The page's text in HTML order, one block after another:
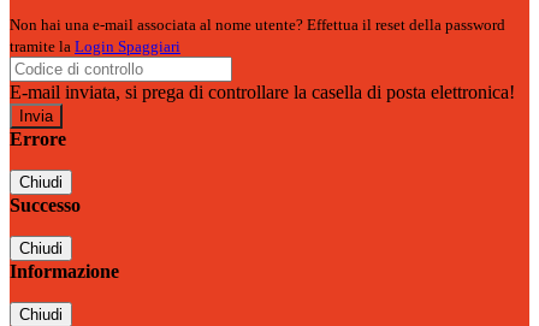
Non hai una e-mail associata al nome utente? Effettua il reset della password
tramite la Login Spaggiari
E-mail inviata, si prega di controllare la casella di posta elettronica!
Errore
Chiudi
Successo
Chiudi
Informazione
Chiudi